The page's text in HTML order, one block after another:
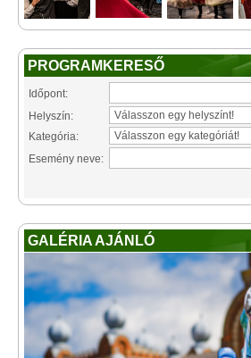
PROGRAMKERESŐ
Időpont:
Helyszín:
Kategória:
Esemény neve:
GALÉRIA AJÁNLÓ